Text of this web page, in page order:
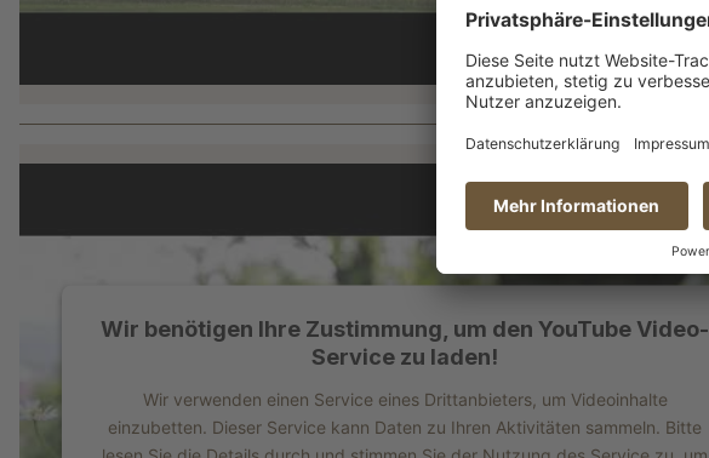
Wir benötigen Ihre Zustimmung, um den YouTube Video-
Service zu laden!
Wir verwenden einen Service eines Drittanbieters, um Videoinhalte
einzubetten. Dieser Service kann Daten zu Ihren Aktivitäten sammeln. Bitte